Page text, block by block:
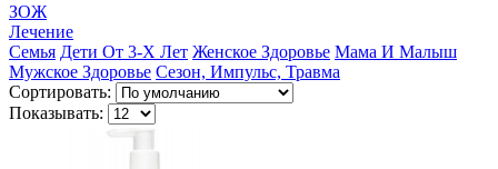
ЗОЖ
Лечение
Семья Дети От 3-Х Лет Женское Здоровье Мама И Малыш
Мужское Здоровье Сезон, Импульс, Травма
Сортировать:
Показывать: